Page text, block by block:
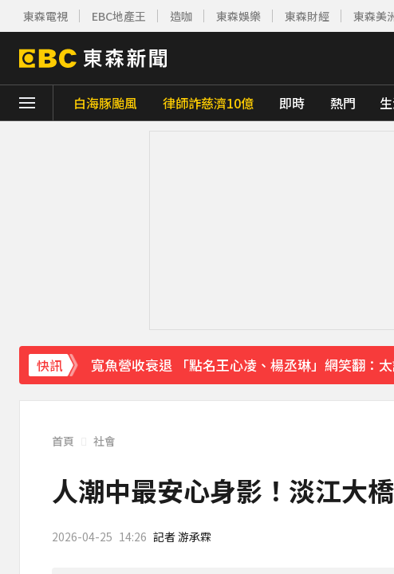
東森電視 EBC地產王 造咖 東森娛樂 東森財經 東森美
白海豚颱風 律師詐慈濟10億 即時 熱門
快訊
寬魚營收衰退 「點名王心凌、楊丞琳」網笑翻：
家長曝「小S私下為人」徹底改觀 網友洗版認證
下載東森App，隨時掌握天下大小事！
快訊／台北喜來登飯店旁 施工圍籬倒塌壓傷路人
首頁 社會
人潮中最安心身影！淡江大
2026-04-25 14:26 記者 游承霖